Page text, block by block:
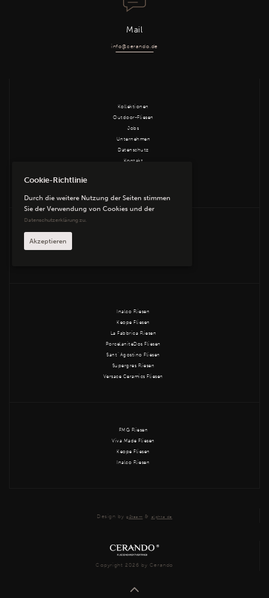
Mail
info@cerando.de
Kollektionen
Outdoor-Fliesen
Jobs
Unternehmen
Datenschutz
Kontakt
Inalco Fliesen
Keope Fliesen
La Fabbrica Fliesen
PorcelaniteDos Fliesen
Sant´Agostino Fliesen
Supergres Fliesen
Versace Ceramics Fliesen
FMG Fliesen
Viva Made Fliesen
Keope Fliesen
Inalco Fliesen
Design byg2team & alphta.de
Copyright 2026 by Cerando
Cookie-Richtlinie
Durch die weitere Nutzung der Seiten stimmen
Sie der Verwendung von Cookies und der
Datenschutzerklärung zu.
Akzeptieren